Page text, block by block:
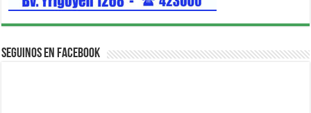
Seguinos en Facebook